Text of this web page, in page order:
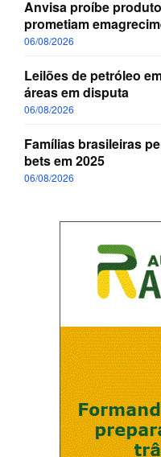
Anvisa proíbe
prometiam
06/08/2026
Leilões de petróleo
áreas em disputa
06/08/2026
Famílias brasileiras
bets em 2025
06/08/2026